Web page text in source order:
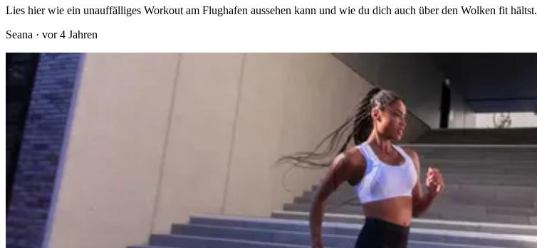
Lies hier wie ein unauffälliges Workout am Flughafen aussehen kann und wie du dich auch über den Wolken fit hältst.
Seana · vor 4 Jahren